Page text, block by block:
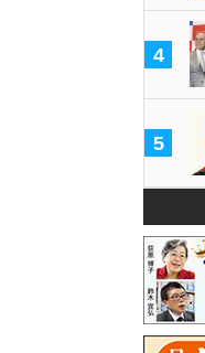
4
5